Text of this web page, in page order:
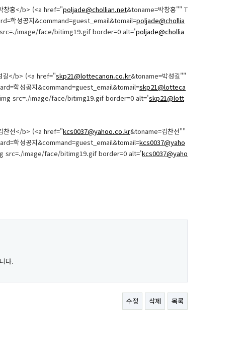
홍</b> (<a href="poljade@chollian.net&toname=박창홍"" T
학성공지&command=guest_email&tomail=poljade@chollia
image/face/bitimg19.gif border=0 alt='poljade@chollia
</b> (<a href="skp21@lottecanon.co.kr&toname=박성길""
학성공지&command=guest_email&tomail=skp21@lotteca
src=./image/face/bitimg19.gif border=0 alt='skp21@lott
선</b> (<a href="kcs0037@yahoo.co.kr&toname=김찬선""
학성공지&command=guest_email&tomail=kcs0037@yaho
src=./image/face/bitimg19.gif border=0 alt='kcs0037@yaho
다.
수정 삭제 목록